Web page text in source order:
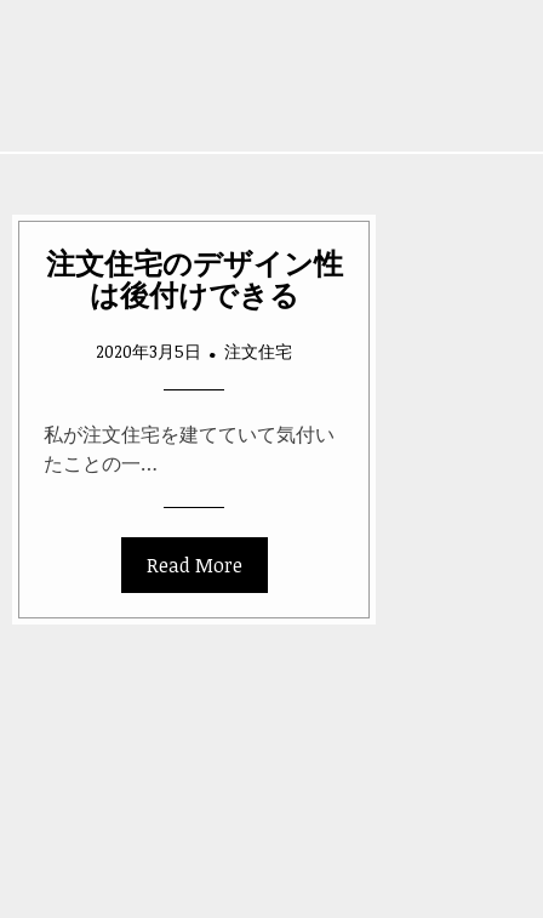
注文住宅のデザイン性
は後付けできる
2020年3月5日 注文住宅
私が注文住宅を建てていて気付い
たことの一…
Read More